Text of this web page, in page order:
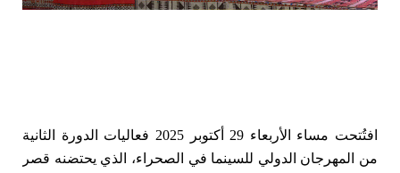
فتُتحت مساء الأربعاء 29 أكتوبر 2025 فعاليات الدورة الثانية
من المهرجان الدولي للسينما في الصحراء، الذي يحتضنه قصر